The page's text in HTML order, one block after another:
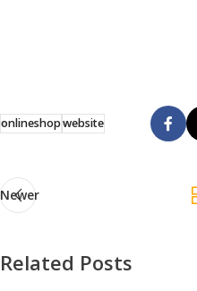
onlineshopwebsite
Newer
Related Posts